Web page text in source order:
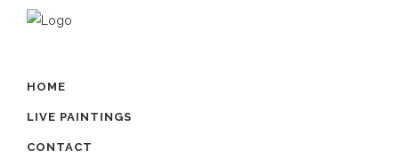
HOME
LIVE PAINTINGS
CONTACT